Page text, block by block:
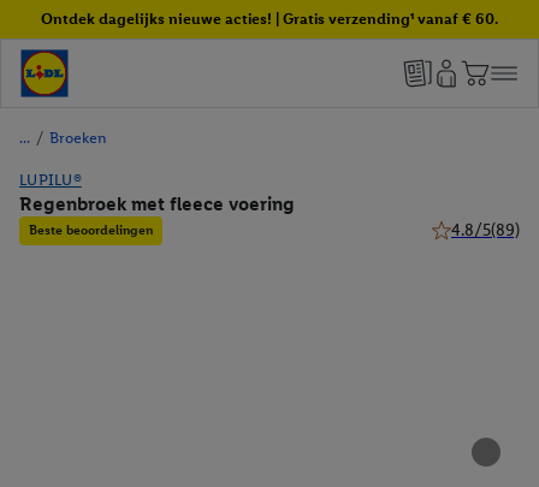
Ontdek dagelijks nieuwe acties! | Gratis verzending¹ vanaf € 60.
/ Broeken
LUPILU®
Regenbroek met fleece voering
Beste beoordelingen 4.8/5(89)